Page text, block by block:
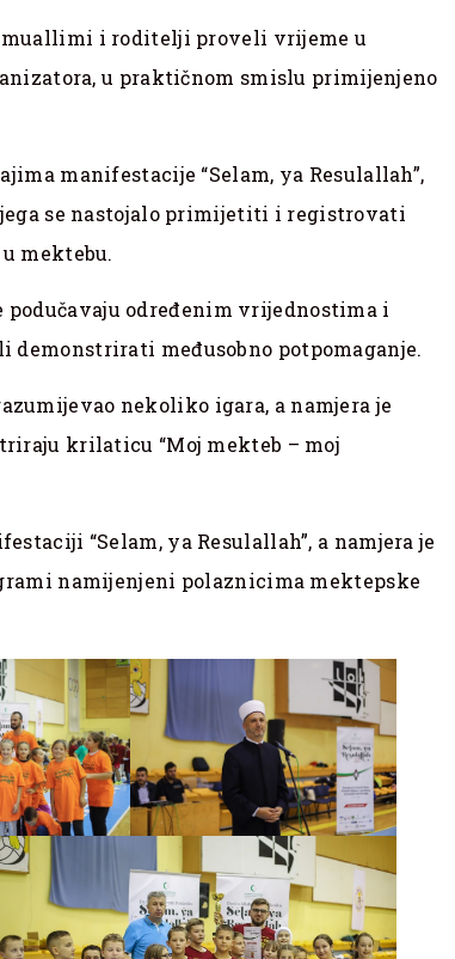
i roditelji proveli vrijeme u
u praktičnom smislu primijenjeno
manifestacije “Selam, ya Resulallah”,
se nastojalo primijetiti i registrovati
mektebu.
određenim vrijednostima i
demonstrirati međusobno potpomaganje.
nekoliko igara, a namjera je
krilaticu “Moj mekteb – moj
“Selam, ya Resulallah”, a namjera je
namijenjeni polaznicima mektepske